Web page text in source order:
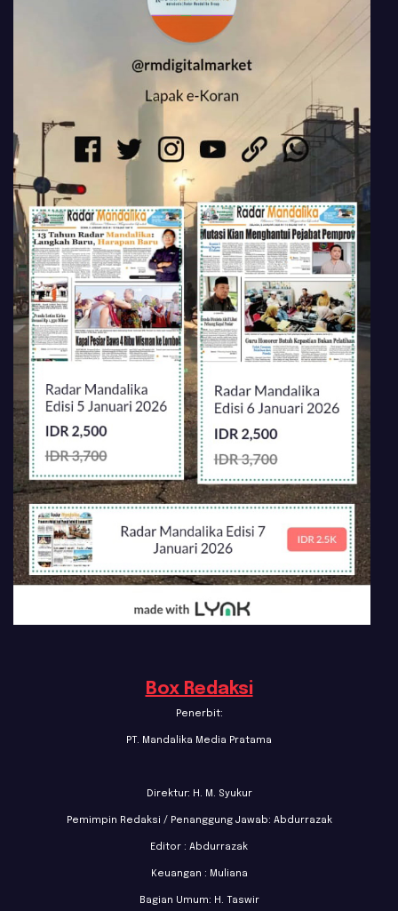
Box Redaksi
Penerbit:
PT. Mandalika Media Pratama
Direktur: H. M. Syukur
Pemimpin Redaksi / Penanggung Jawab: Abdurrazak
Editor : Abdurrazak
Keuangan : Muliana
Bagian Umum: H. Taswir